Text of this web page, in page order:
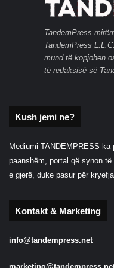
TandemPress
TandemPress
mund të kopjohen
të redaksisë së
Kush jemi ne?
Mediumi TANDEMPRESS
paanshëm, portal që synon
e gjerë, duke pasur për
Kontakt & Marketing
info@tandempress.net